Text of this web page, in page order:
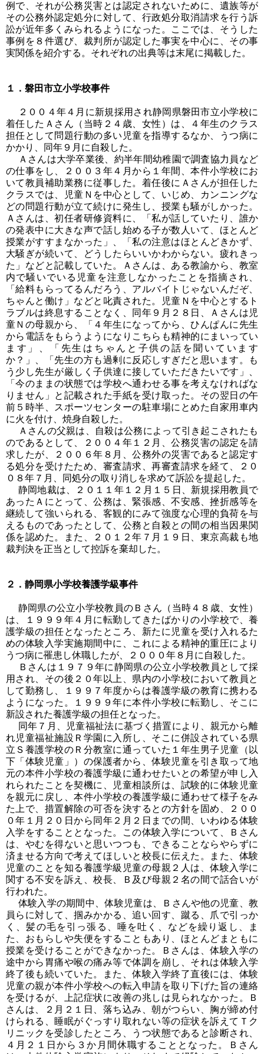
例で、それが公務災害とは認定されないために、遺族等が
その公務外認定処分に対して、行政処分取消請求を行う訴
訟が近年多くみられるようになった。ここでは、そうした
事例を８件選び、裁判所が認定した事実を中心に、その事
実関係を紹介する。それぞれの出典等は末尾に掲載した。
１．磐田市立小学校事件
２００４年４月に新規採用され静岡県磐田市立小学校に
着任したＡさん（当時２４歳、女性）は、４年生のクラス
担任として問題行動の多い児童を指導するなか、うつ病に
かかり、同年９月に自殺した。
Ａさんは大学卒業後、約半年間幼稚園で調査協力員など
の仕事をし、２００３年４月から１年間、本件小学校にお
いて教員補助業務に従事した。着任後にＡさんが担任した
クラスでは、児童Ｎを中心として、いじめ、カンニングな
どの問題行動が立て続けに発生し、授業も騒がしかった。
Ａさんは、初任者研修資料に、「私が話していたり、誰か
の発表中に大きな声で話し始める子が数人いて、ほとんど
授業がすすまなかった」、「私の注意はほとんどきかず、
大騒ぎが続いて、どうしたらいいかわからない。疲れきっ
た」などと記載していた。Ａさんは、ある教諭から、教室
内で騒いでいる児童を注意しなかったことを指摘され、
「給料もらってるんだろう、アルバイトじゃないんだぞ、
ちゃんと働け」などと叱責された。児童Ｎを中心とするト
ラブルは終息することなく、同年９月２８日、Ａさんは児
童Ｎの母親から、「４年生になってから、ひんぱんに先生
から電話をもらうようになりこちらも精神的にまいってい
ます」、「先生はちゃんと子供の話を聞いています
か？」、「先生の方も過剰に反応しすぎだと思います。も
う少し先生が厳しく子供達に接していただきたいです」、
「今のままの状態では学校へ通わせる事を考えなければな
りません」と記載された手紙を受け取った。その翌日の午
前５時半、スポーツセンターの駐車場にとめた自家用車内
に火を付け、焼身自殺した。
Ａさんの父親は、自殺は公務によって引き起こされたも
のであるとして、２００４年１２月、公務災害の認定を請
求したが、２００６年８月、公務外の災害であると認定す
る処分を受けたため、審査請求、再審査請求を経て、２０
０８年７月、同処分の取り消しを求めて訴訟を提起した。
静岡地裁は、２０１１年１２月１５日、新規採用教員で
あったＡにとって、公務は、緊張感、不安感、挫折感等を
継続して強いられる、客観的にみて強度な心理的負荷を与
えるものであったとして、公務と自殺との間の相当因果関
係を認めた。また、２０１２年７月１９日、東京高裁も地
裁判決を正当として控訴を棄却した。
２．静岡県小学校養護学級事件
静岡県の公立小学校教員のＢさん（当時４８歳、女性）
は、１９９９年４月に転勤してきたばかりの小学校で、養
護学級の担任となったところ、新たに児童を受け入れるた
めの体験入学実施期間中に、これによる精神的重圧により
うつ病に罹患し休職したが、２０００年８月に自殺した。
Ｂさんは１９７９年に静岡県の公立小学校教員として採
用され、その後２０年以上、県内の小学校において教員と
して勤務し、１９９７年度からは養護学級の教育に携わる
ようになった。１９９９年に本件小学校に転勤し、そこに
新設された養護学級の担任となった。
同年７月、児童福祉法に基づく措置により、親元から離
れ児童福祉施設Ｒ学園に入所し、そこに併設されている県
立Ｓ養護学校のＲ分教室に通っていた１年生男子児童（以
下「体験児童」）の保護者から、体験児童を引き取って地
元の本件小学校の養護学級に通わせたいとの希望が申し入
れられたことを契機に、児童相談所は、試験的に体験児童
を親元に戻し、本件小学校の養護学級に通わせて様子をみ
た上で、措置解除の可否を決するとの方針を固め、２００
０年１月２０日から同年２月２日までの間、いわゆる体験
入学をすることとなった。この体験入学について、Ｂさん
は、やむを得ないと思いつつも、できることならやらずに
済ませる方向で考えてほしいと校長に伝えた。また、体験
児童のことを知る養護学級児童の母親２人は、体験入学に
関する不安を訴え、校長、Ｂ及び母親２名の間で話合いが
行われた。
体験入学の期間中、体験児童は、Ｂさんや他の児童、教
員らに対して、掴みかかる、追い回す、蹴る、爪で引っか
く、髪の毛を引っ張る、唾を吐く、などを繰り返し、ま
た、おもらしや失便をすることもあり、ほとんどまともに
授業を受けることができなかった。Ｂさんは、体験入学の
途中から胃痛や喉の痛み等で体調を崩し、それは体験入学
終了後も続いていた。また、体験入学終了直後には、体験
児童の親が本件小学校への転入申請を取り下げた旨の連絡
を受けるが、上記症状に改善の兆しは見られなかった。Ｂ
さんは、２月２１日、落ち込み、朝がつらい、胸が締め付
けられる、睡眠がぐっすり取れない等の症状を訴えてＴク
リニックを受診したところ、うつ状態であると診断され、
４月２１日から３か月間休職することとなった。Ｂさん